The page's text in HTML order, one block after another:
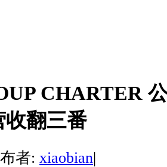
CHARTER
收翻三番
者: xiaobian|